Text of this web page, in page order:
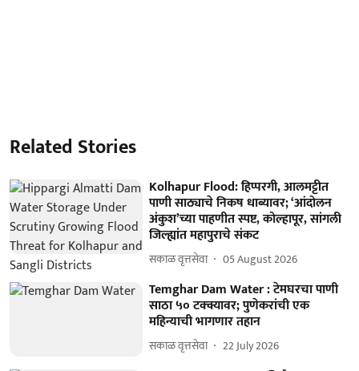
Related Stories
Kolhapur Flood: हिप्परगी, आलमट्टीत
पाणी साठ्याचे निकष धाब्यावर; ‘आंदोलन
अंकुश’च्या पाहणीत स्पष्ट, कोल्हापूर, सांगली
जिल्ह्यांत महापुराचे संकट
सकाळ वृत्तसेवा 05 August 2026
Temghar Dam Water : टेमघरचा पाणी
साठा ५० टक्क्यावर; पुणेकरांची एक
महिन्याची भागणार तहान
सकाळ वृत्तसेवा 22 July 2026